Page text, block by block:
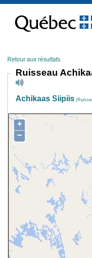
contenu
Retour aux résultats
Ruisseau
Achikaas Siipiis
+
−